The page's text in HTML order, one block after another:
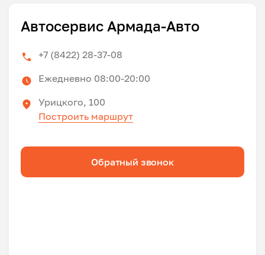
Автосервис Армада-Авто
+7 (8422) 28-37-08
Ежедневно 08:00-20:00
Урицкого, 100
Построить маршрут
Обратный звонок